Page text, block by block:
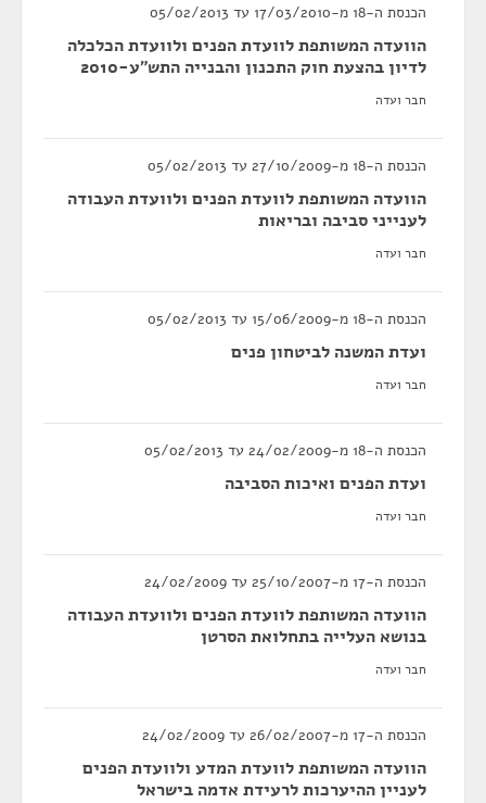
הכנסת ה-18 מ-17/03/2010 עד 05/02/2013
הוועדה המשותפת לוועדת הפנים ולוועדת הכלכלה
לדיון בהצעת חוק התכנון והבנייה התש"ע-2010
חבר ועדה
הכנסת ה-18 מ-27/10/2009 עד 05/02/2013
הוועדה המשותפת לוועדת הפנים ולוועדת העבודה
לענייני סביבה ובריאות
חבר ועדה
הכנסת ה-18 מ-15/06/2009 עד 05/02/2013
ועדת המשנה לביטחון פנים
חבר ועדה
הכנסת ה-18 מ-24/02/2009 עד 05/02/2013
ועדת הפנים ואיכות הסביבה
חבר ועדה
הכנסת ה-17 מ-25/10/2007 עד 24/02/2009
הוועדה המשותפת לוועדת הפנים ולוועדת העבודה
בנושא העלייה בתחלואת הסרטן
חבר ועדה
הכנסת ה-17 מ-26/02/2007 עד 24/02/2009
הוועדה המשותפת לוועדת המדע ולוועדת הפנים
לעניין ההיערכות לרעידת אדמה בישראל